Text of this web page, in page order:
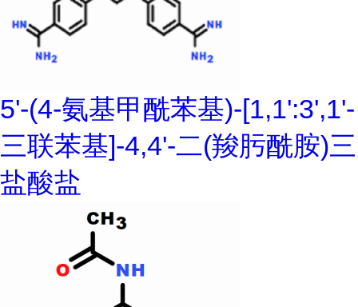
5'-(4-氨基甲酰苯基)-[1,1':3',1'-
三联苯基]-4,4'-二(羧肟酰胺)三
盐酸盐